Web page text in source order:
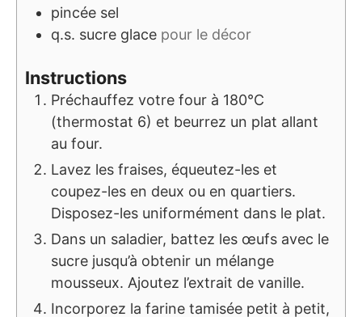
pincée sel
q.s. sucre glace pour le décor
Instructions
Préchauffez votre four à 180°C
(thermostat 6) et beurrez un plat allant
au four.
Lavez les fraises, équeutez-les et
coupez-les en deux ou en quartiers.
Disposez-les uniformément dans le plat.
Dans un saladier, battez les œufs avec le
sucre jusqu’à obtenir un mélange
mousseux. Ajoutez l’extrait de vanille.
Incorporez la farine tamisée petit à petit,